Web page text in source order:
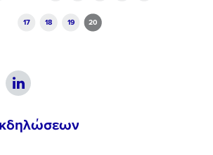
17 18 19 20